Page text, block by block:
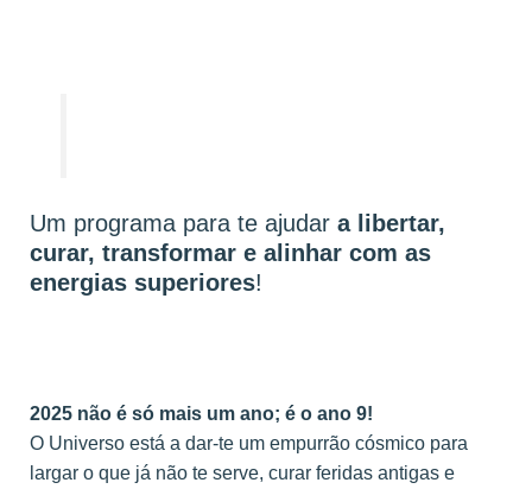
Um programa para te ajudar a libertar,
curar, transformar e alinhar com as
energias superiores!
2025 não é só mais um ano; é o ano 9!
O Universo está a dar-te um empurrão cósmico para
largar o que já não te serve, curar feridas antigas e